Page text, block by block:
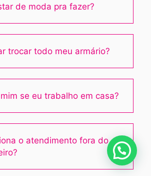
de moda pra fazer?
trocar todo meu armário?
se eu trabalho em casa?
o atendimento fora do